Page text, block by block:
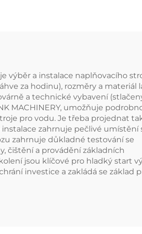
výběr a instalace naplňovacího
za hodinu), rozměry a materiál
a technické vybavení
MACHINERY, umožňuje
pro vodu. Je třeba projednat
zahrnuje pečlivé umístění
zahrnuje důkladné testování se
čištění a provádění základních
jsou klíčové pro hladký start
investice a zakládá se základ